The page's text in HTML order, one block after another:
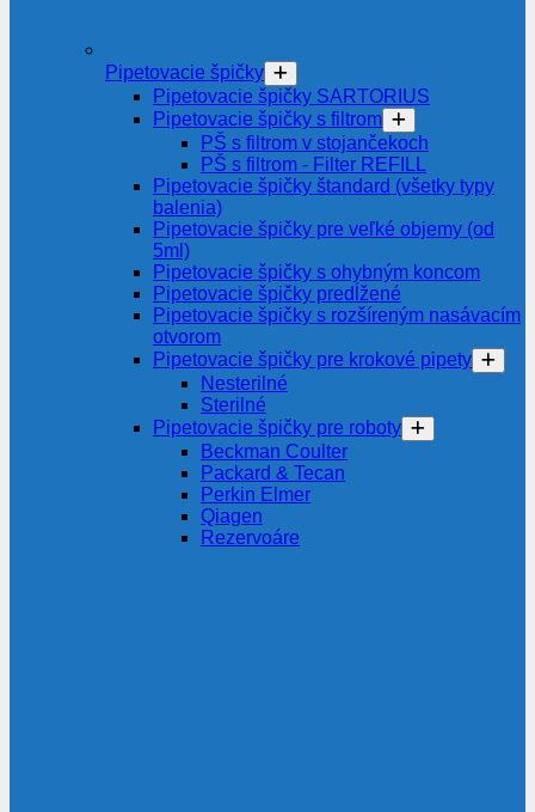
Pipetovacie špičky
Pipetovacie špičky SARTORIUS
Pipetovacie špičky s filtrom
PŠ s filtrom v stojančekoch
PŠ s filtrom - Filter REFILL
Pipetovacie špičky štandard (všetky typy
balenia)
Pipetovacie špičky pre veľké objemy (od
5ml)
Pipetovacie špičky s ohybným koncom
Pipetovacie špičky predĺžené
Pipetovacie špičky s rozšíreným nasávacím
otvorom
Pipetovacie špičky pre krokové pipety
Nesterilné
Sterilné
Pipetovacie špičky pre roboty
Beckman Coulter
Packard & Tecan
Perkin Elmer
Qiagen
Rezervoáre